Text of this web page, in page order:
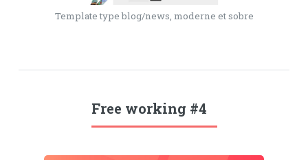
Template type blog/news, moderne et sobre
Free working #4